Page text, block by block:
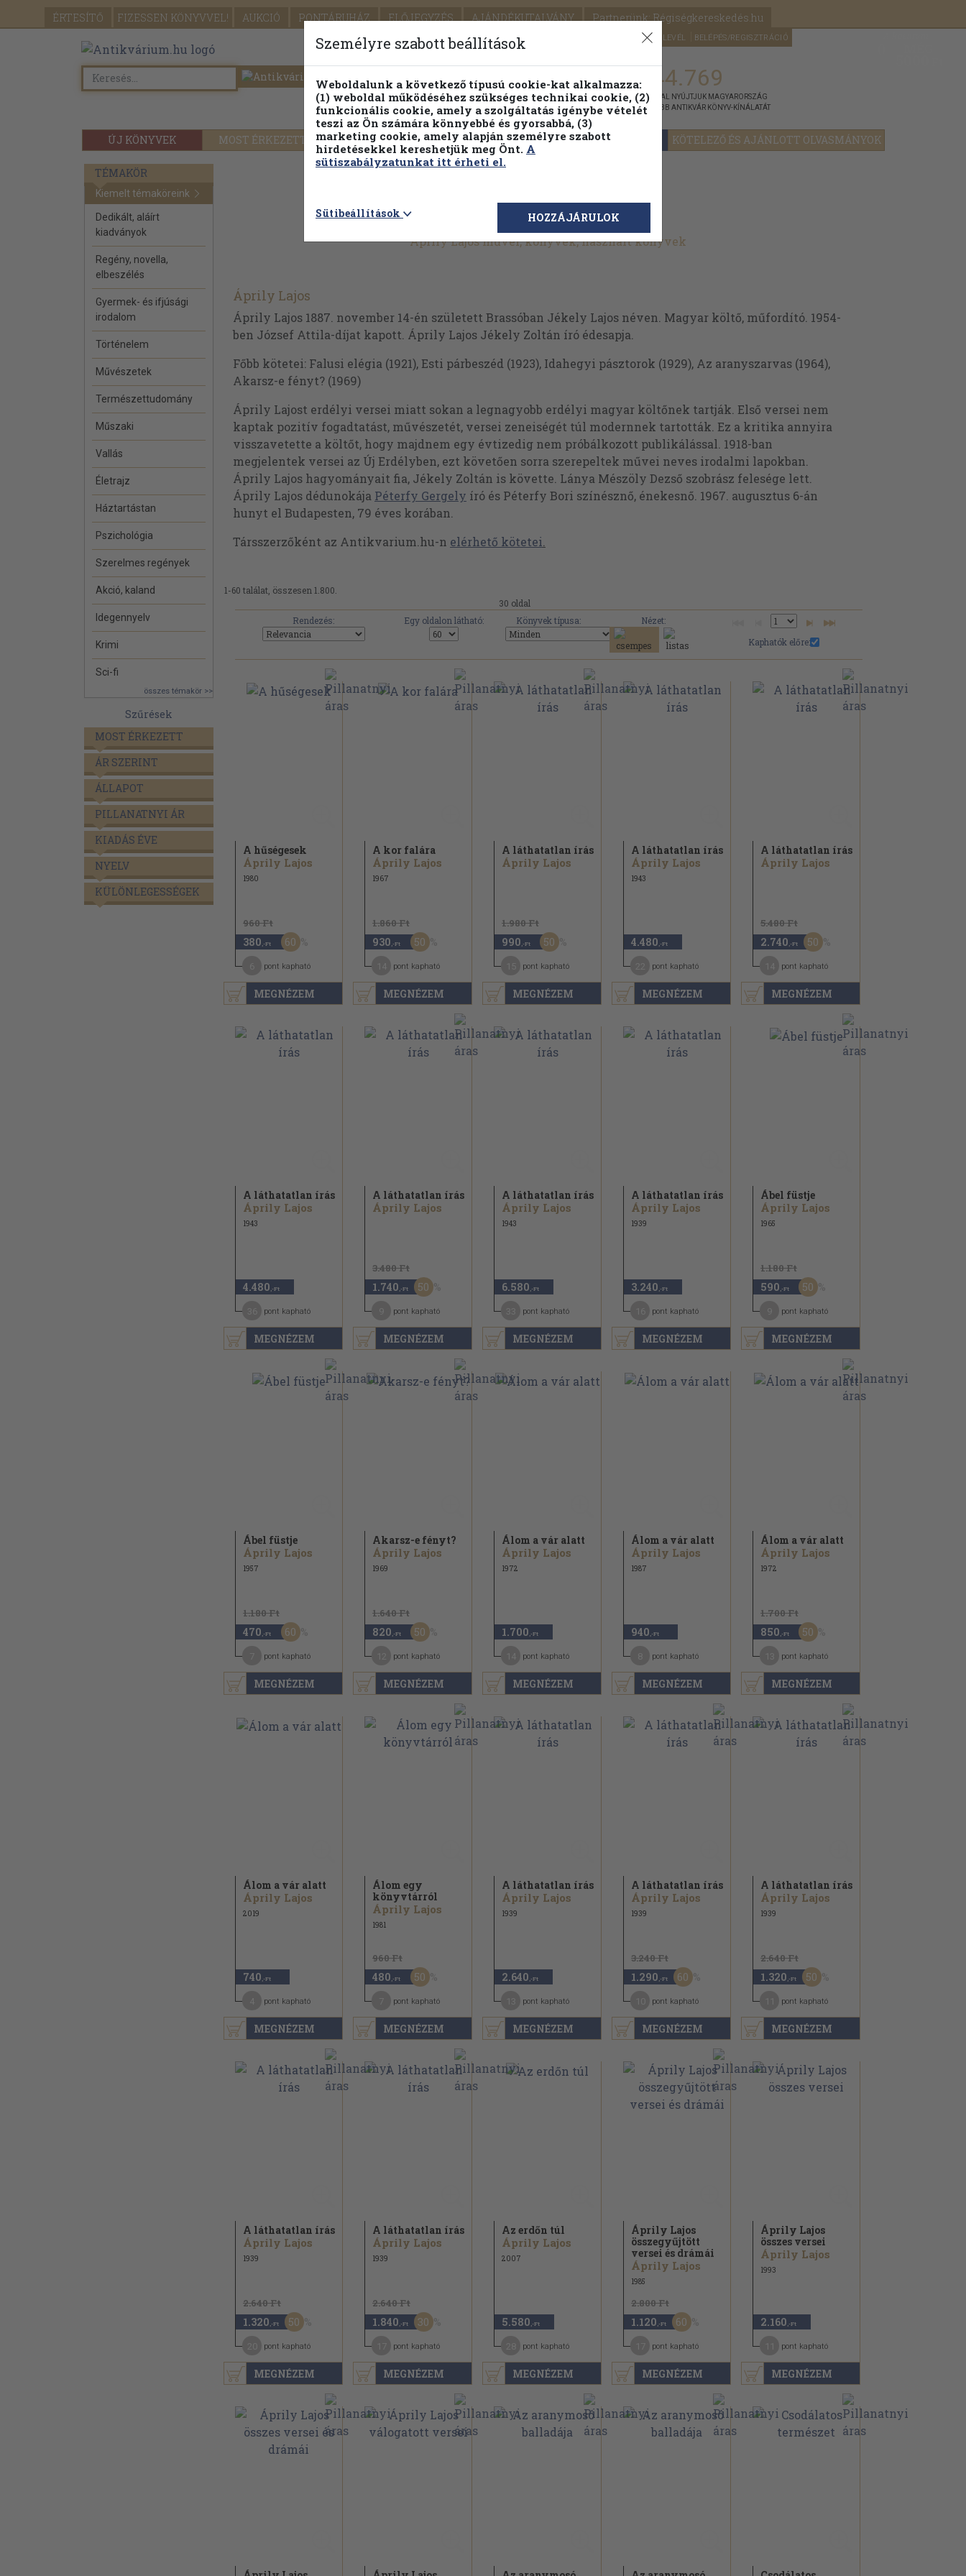
ÉRTESÍTŐ FIZESSEN KÖNYVVEL! AUKCIÓ PONTÁRUHÁZ ELŐJEGYZÉS AJÁNDÉKUTALVÁNY Partnerünk: Régiségkereskedés.hu
SEGÍTSÉG HÍRLEVÉL BELÉPÉS/REGISZTRÁCIÓ
ÚJ KÖNYVEK MOST ÉRKEZETT PILLANATNYI ÁRAINK FENNTARTHATÓ OLVASMÁNYOK KÖTELEZŐ ÉS AJÁNLOTT OLVASMÁNYOK
Részletes kereső Témaköri fa 1.144.769
KIADVÁNNYAL NYÚJTJUK MAGYARORSZÁG
LEGNAGYOBB ANTIKVÁR KÖNYV-KÍNÁLATÁT
TÉMAKÖR
Kiemelt témaköreink
Dedikált, aláírt
kiadványok
Regény, novella,
elbeszélés
Gyermek- és ifjúsági
irodalom
Történelem
Művészetek
Természettudomány
Műszaki
Vallás
Életrajz
Háztartástan
Pszichológia
Szerelmes regények
Akció, kaland
Idegennyelv
Krimi
Sci-fi
összes témakör >>
Szűrések
MOST ÉRKEZETT
ÁR SZERINT
ÁLLAPOT
PILLANATNYI ÁR
KIADÁS ÉVE
NYELV
KÜLÖNLEGESSÉGEK
Áprily Lajos művei, könyvek, használt könyvek
Áprily Lajos
Áprily Lajos 1887. november 14-én született Brassóban Jékely Lajos néven. Magyar költő, műfordító. 1954-
ben József Attila-díjat kapott. Áprily Lajos Jékely Zoltán író édesapja.
Főbb kötetei: Falusi elégia (1921), Esti párbeszéd (1923), Idahegyi pásztorok (1929), Az aranyszarvas (1964),
Akarsz-e fényt? (1969)
Áprily Lajost erdélyi versei miatt sokan a legnagyobb erdélyi magyar költőnek tartják. Első versei nem
kaptak pozitív fogadtatást, művészetét, versei zeneiségét túl modernnek tartották. Ez a kritika annyira
visszavetette a költőt, hogy majdnem egy évtizedig nem próbálkozott publikálással. 1918-ban
megjelentek versei az Új Erdélyben, ezt követően sorra szerepeltek művei neves irodalmi lapokban.
Áprily Lajos hagyományait fia, Jékely Zoltán is követte. Lánya Mészöly Dezső szobrász felesége lett.
Áprily Lajos dédunokája Péterfy Gergely író és Péterfy Bori színésznő, énekesnő. 1967. augusztus 6-án
hunyt el Budapesten, 79 éves korában.
Társszerzőként az Antikvarium.hu-n elérhető kötetei
1-60 találat, összesen 1.800.
30 oldal
Rendezés:
Egy oldalon látható: Könyvek típusa:
Nézet:
Kaphatók előre:
MEGNÉZEM
A hűségesek
Áprily Lajos
1980
960 Ft
380 ,-Ft 60
pont kapható
MEGNÉZEM
A kor falára
Áprily Lajos
1967
1.860 Ft
930 ,-Ft 50
pont kapható
MEGNÉZEM
A láthatatlan írás
Áprily Lajos
1.980 Ft
990 ,-Ft 50
pont kapható
MEGNÉZEM
A láthatatlan írás
Áprily Lajos
1943
4.480 ,-Ft
pont kapható
MEGNÉZEM
A láthatatlan írás
Áprily Lajos
5.480 Ft
2.740 ,-Ft 50
pont kapható
MEGNÉZEM
A láthatatlan írás
Áprily Lajos
1943
4.480 ,-Ft
pont kapható
MEGNÉZEM
A láthatatlan írás
Áprily Lajos
3.480 Ft
1.740 ,-Ft 50
pont kapható
MEGNÉZEM
A láthatatlan írás
Áprily Lajos
1943
6.580 ,-Ft
pont kapható
MEGNÉZEM
A láthatatlan írás
Áprily Lajos
1939
3.240 ,-Ft
pont kapható
MEGNÉZEM
Ábel füstje
Áprily Lajos
1965
1.180 Ft
590 ,-Ft 50
pont kapható
MEGNÉZEM
Ábel füstje
Áprily Lajos
1957
1.180 Ft
470 ,-Ft 60
pont kapható
MEGNÉZEM
Akarsz-e fényt?
Áprily Lajos
1969
1.640 Ft
820 ,-Ft 50
pont kapható
MEGNÉZEM
Álom a vár alatt
Áprily Lajos
1972
1.700 ,-Ft
pont kapható
MEGNÉZEM
Álom a vár alatt
Áprily Lajos
1987
940 ,-Ft
pont kapható
MEGNÉZEM
Álom a vár alatt
Áprily Lajos
1972
1.700 Ft
850 ,-Ft 50
pont kapható
MEGNÉZEM
Álom a vár alatt
Áprily Lajos
2019
740 ,-Ft
pont kapható
MEGNÉZEM
Álom egy
könyvtárról
Áprily Lajos
1981
960 Ft
480 ,-Ft 50
pont kapható
MEGNÉZEM
A láthatatlan írás
Áprily Lajos
1939
2.640 ,-Ft
pont kapható
MEGNÉZEM
A láthatatlan írás
Áprily Lajos
1939
3.240 Ft
1.290 ,-Ft 60
pont kapható
MEGNÉZEM
A láthatatlan írás
Áprily Lajos
1939
2.640 Ft
1.320 ,-Ft 50
pont kapható
MEGNÉZEM
A láthatatlan írás
Áprily Lajos
1939
2.640 Ft
1.320 ,-Ft 50
pont kapható
MEGNÉZEM
A láthatatlan írás
Áprily Lajos
1939
2.640 Ft
1.840 ,-Ft 30
pont kapható
MEGNÉZEM
Az erdőn túl
Áprily Lajos
2007
5.580 ,-Ft
pont kapható
MEGNÉZEM
Áprily Lajos
összegyűjtött
versei és drámái
Áprily Lajos
1985
2.800 Ft
1.120 ,-Ft 60
pont kapható
MEGNÉZEM
Áprily Lajos
összes versei
Áprily Lajos
1993
2.160 ,-Ft
pont kapható
Személyre szabott beállítások
Weboldalunk a következő típusú cookie-kat alkalmazza:
(1) weboldal működéséhez szükséges technikai cookie, (2)
funkcionális cookie, amely a szolgáltatás igénybe vételét
teszi az Ön számára könnyebbé és gyorsabbá, (3)
marketing cookie, amely alapján személyre szabott
hirdetésekkel kereshetjük meg Önt. A
sütiszabályzatunkat itt érheti el.
Sütibeállítások HOZZÁJÁRULOK